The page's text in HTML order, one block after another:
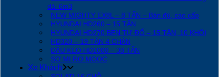
dài 6m3
NEW MIGHTY EX8L – 8 TẤN – Bản đủ, cao cấp
HYUNDAI HD260 – 15 TẤN
HYUNDAI HD270 BEN TỰ ĐỔ – 15 TẤN, 10 KHỐI
HD320 – 19 TẤN 4 CHÂN
ĐẦU KÉO HD1000 – 38 TẤN
SƠ MI RƠ MOOC
Xe Khách